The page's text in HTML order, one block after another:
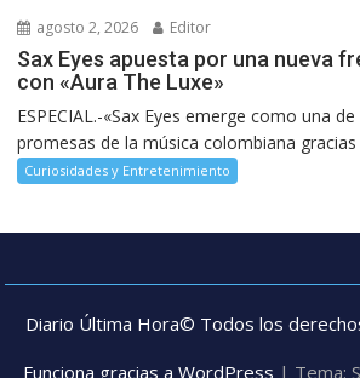
agosto 2, 2026 Editor
Sax Eyes apuesta por una nueva
con «Aura The Luxe»
ESPECIAL.-«Sax Eyes emerge como una
promesas de la música colombiana gracias
Curiosidades y Entretenimiento
Diario Última Hora© Todos los
Funciona gracias a WordPress | Tema: